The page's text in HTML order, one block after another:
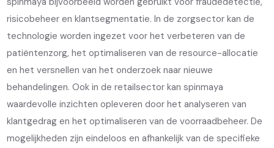
risicobeheer en klantsegmentatie. In de zorgsector kan de
technologie worden ingezet voor het verbeteren van de
patiëntenzorg, het optimaliseren van de resource-allocatie
en het versnellen van het onderzoek naar nieuwe
behandelingen. Ook in de retailsector kan spinmaya
waardevolle inzichten opleveren door het analyseren van
klantgedrag en het optimaliseren van de voorraadbeheer. De
mogelijkheden zijn eindeloos en afhankelijk van de specifieke